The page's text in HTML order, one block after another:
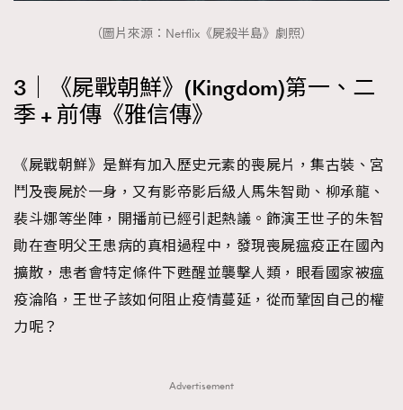
（圖片來源：Netflix《屍殺半島》劇照）
3｜《屍戰朝鮮》(Kingdom)第一、二
季 + 前傳《雅信傳》
《屍戰朝鮮》是鮮有加入歷史元素的喪屍片，集古裝、宮
鬥及喪屍於一身，又有影帝影后級人馬朱智勛、柳承龍、
裴斗娜等坐陣，開播前已經引起熱議。飾演王世子的朱智
勛在查明父王患病的真相過程中，發現喪屍瘟疫正在國內
擴散，患者會特定條件下甦醒並襲擊人類，眼看國家被瘟
疫淪陷，王世子該如何阻止疫情蔓延，從而鞏固自己的權
力呢？
Advertisement